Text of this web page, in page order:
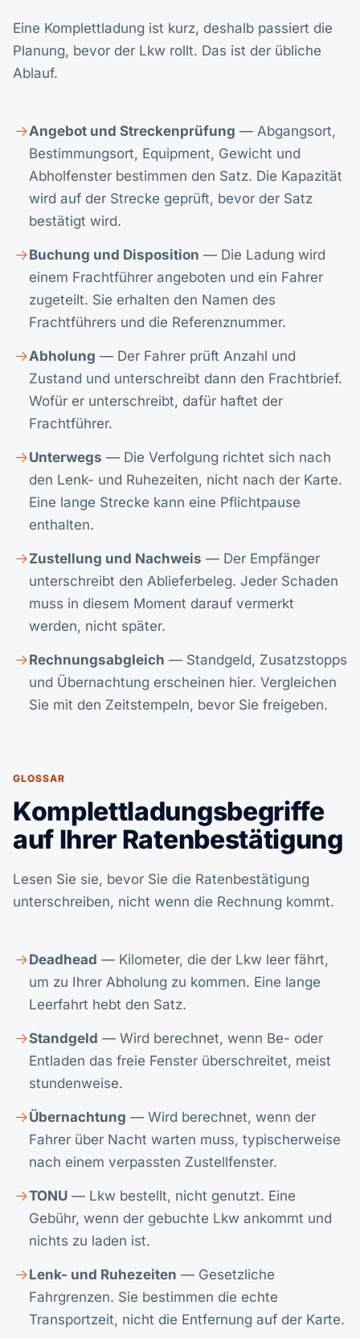
Eine Komplettladung ist kurz, deshalb passiert die
Planung, bevor der Lkw rollt. Das ist der übliche
Ablauf.
Angebot und Streckenprüfung — Abgangsort,
Bestimmungsort, Equipment, Gewicht und
Abholfenster bestimmen den Satz. Die Kapazität
wird auf der Strecke geprüft, bevor der Satz
bestätigt wird.
Buchung und Disposition — Die Ladung wird
einem Frachtführer angeboten und ein Fahrer
zugeteilt. Sie erhalten den Namen des
Frachtführers und die Referenznummer.
Abholung — Der Fahrer prüft Anzahl und
Zustand und unterschreibt dann den Frachtbrief.
Wofür er unterschreibt, dafür haftet der
Frachtführer.
Unterwegs — Die Verfolgung richtet sich nach
den Lenk- und Ruhezeiten, nicht nach der Karte.
Eine lange Strecke kann eine Pflichtpause
enthalten.
Zustellung und Nachweis — Der Empfänger
unterschreibt den Ablieferbeleg. Jeder Schaden
muss in diesem Moment darauf vermerkt
werden, nicht später.
Rechnungsabgleich — Standgeld, Zusatzstopps
und Übernachtung erscheinen hier. Vergleichen
Sie mit den Zeitstempeln, bevor Sie freigeben.
GLOSSAR
Komplettladungsbegriffe
auf Ihrer Ratenbestätigung
Lesen Sie sie, bevor Sie die Ratenbestätigung
unterschreiben, nicht wenn die Rechnung kommt.
Deadhead — Kilometer, die der Lkw leer fährt,
um zu Ihrer Abholung zu kommen. Eine lange
Leerfahrt hebt den Satz.
Standgeld — Wird berechnet, wenn Be- oder
Entladen das freie Fenster überschreitet, meist
stundenweise.
Übernachtung — Wird berechnet, wenn der
Fahrer über Nacht warten muss, typischerweise
nach einem verpassten Zustellfenster.
TONU — Lkw bestellt, nicht genutzt. Eine
Gebühr, wenn der gebuchte Lkw ankommt und
nichts zu laden ist.
Lenk- und Ruhezeiten — Gesetzliche
Fahrgrenzen. Sie bestimmen die echte
Transportzeit, nicht die Entfernung auf der Karte.